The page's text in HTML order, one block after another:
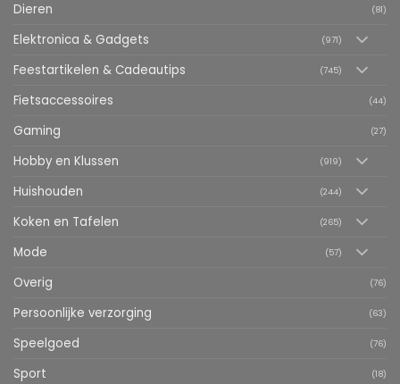
Dieren (81)
Elektronica & Gadgets (971)
Feestartikelen & Cadeautips (745)
Fietsaccessoires (44)
Gaming (27)
Hobby en Klussen (919)
Huishouden (244)
Koken en Tafelen (265)
Mode (57)
Overig (76)
Persoonlijke verzorging (63)
Speelgoed (76)
Sport (18)